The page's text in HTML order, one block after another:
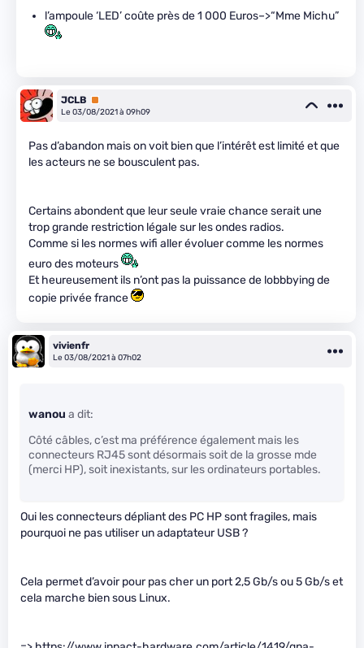
l’ampoule ‘LED’ coûte près de 1 000 Euros–>“Mme Michu”
JCLB Premium
Le 03/08/2021 à 09h09
Pas d’abandon mais on voit bien que l’intérêt est limité et que
les acteurs ne se bousculent pas.
Certains abondent que leur seule vraie chance serait une
trop grande restriction légale sur les ondes radios.
Comme si les normes wifi aller évoluer comme les normes
euro des moteurs
Et heureusement ils n’ont pas la puissance de lobbbying de
copie privée france
vivienfr
Le 03/08/2021 à 07h02
wanou a dit:
Côté câbles, c’est ma préférence également mais les
connecteurs RJ45 sont désormais soit de la grosse mde
(merci HP), soit inexistants, sur les ordinateurs portables.
Oui les connecteurs dépliant des PC HP sont fragiles, mais
pourquoi ne pas utiliser un adaptateur USB ?
Cela permet d’avoir pour pas cher un port 2,5 Gb/s ou 5 Gb/s et
cela marche bien sous Linux.